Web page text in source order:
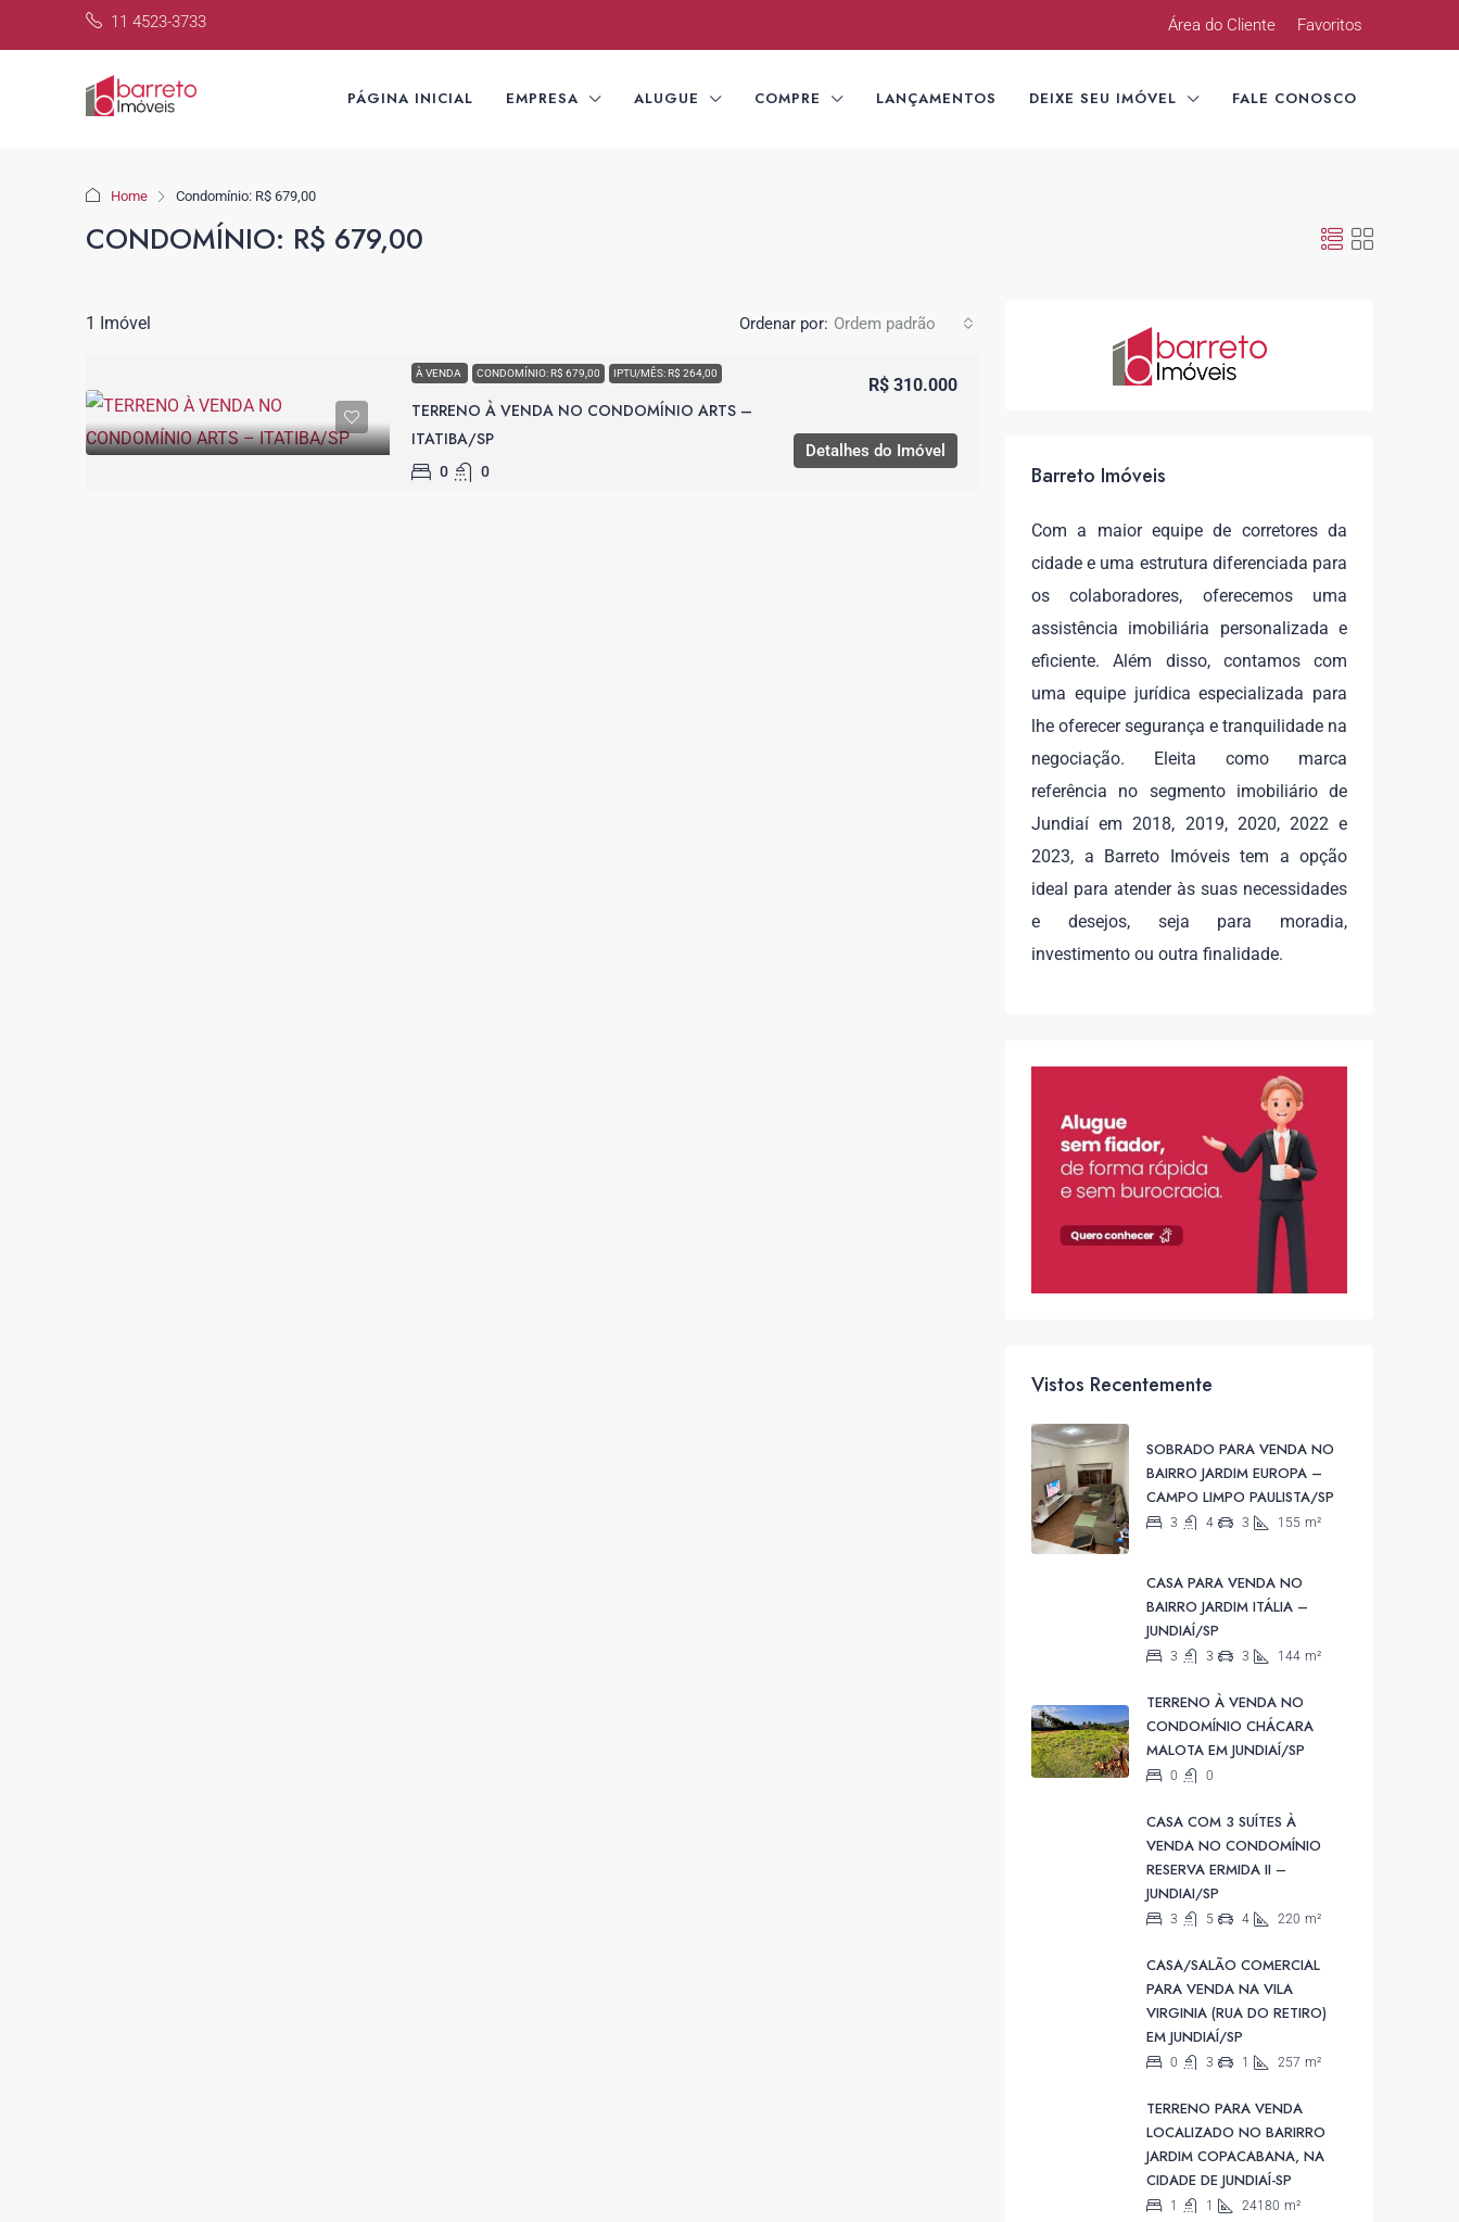
11 4523-3733 Área do Cliente Favoritos
PÁGINA INICIAL EMPRESA ALUGUE COMPRE LANÇAMENTOS DEIXE SEU IMÓVEL FALE CONOSCO
Home Condomínio: R$ 679,00
CONDOMÍNIO: R$ 679,00
1 Imóvel Ordenar por: Ordem padrão
À VENDA CONDOMÍNIO: R$ 679,00 IPTU/MÊS: R$ 264,00
TERRENO À VENDA NO CONDOMÍNIO ARTS –
ITATIBA/SP
R$ 310.000
0 0
Detalhes do Imóvel
Barreto Imóveis
Com a maior equipe de corretores da
cidade e uma estrutura diferenciada para
os colaboradores, oferecemos uma
assistência imobiliária personalizada e
eficiente. Além disso, contamos com
uma equipe jurídica especializada para
lhe oferecer segurança e tranquilidade na
negociação. Eleita como marca
referência no segmento imobiliário de
Jundiaí em 2018, 2019, 2020, 2022 e
2023, a Barreto Imóveis tem a opção
ideal para atender às suas necessidades
e desejos, seja para moradia,
investimento ou outra finalidade.
Vistos Recentemente
SOBRADO PARA VENDA NO
BAIRRO JARDIM EUROPA –
CAMPO LIMPO PAULISTA/SP
3 4 3 155 m²
CASA PARA VENDA NO
BAIRRO JARDIM ITÁLIA –
JUNDIAÍ/SP
3 3 3 144 m²
TERRENO À VENDA NO
CONDOMÍNIO CHÁCARA
MALOTA EM JUNDIAÍ/SP
0 0
CASA COM 3 SUÍTES À
VENDA NO CONDOMÍNIO
RESERVA ERMIDA II –
JUNDIAI/SP
3 5 4 220 m²
CASA/SALÃO COMERCIAL
PARA VENDA NA VILA
VIRGINIA (RUA DO RETIRO)
EM JUNDIAÍ/SP
0 3 1 257 m²
TERRENO PARA VENDA
LOCALIZADO NO BARIRRO
JARDIM COPACABANA, NA
CIDADE DE JUNDIAÍ-SP
1 1 24180 m²